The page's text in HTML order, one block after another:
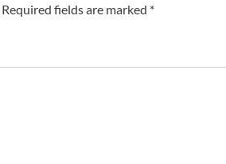
Required fields are marked *